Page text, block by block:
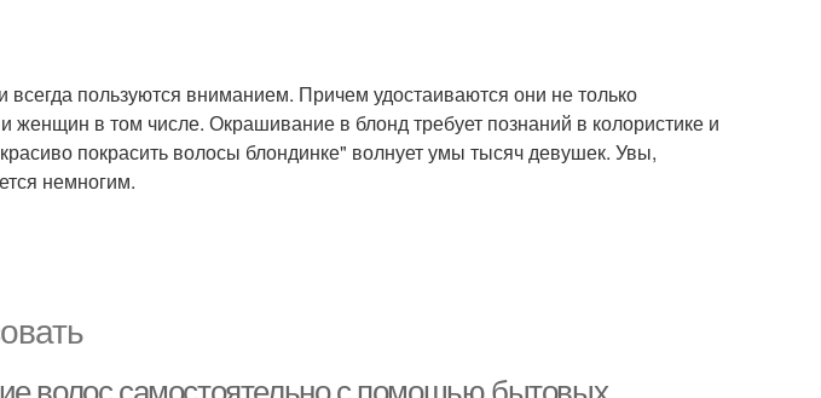
пользуются вниманием. Причем удостаиваются они не только
женщин в том числе. Окрашивание в блонд требует познаний в колористике и
покрасить волосы блондинке" волнует умы тысяч девушек. Увы,
немногим.